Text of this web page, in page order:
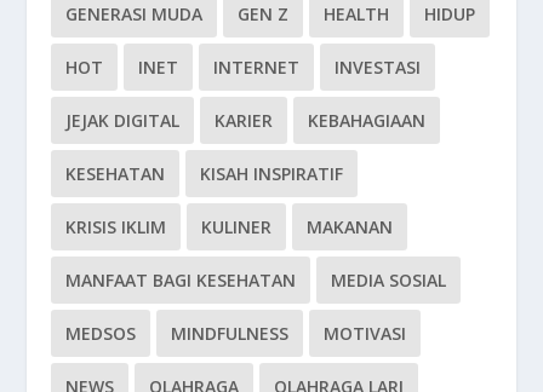
GENERASI MUDA GEN Z HEALTH HIDUP
HOT INET INTERNET INVESTASI
JEJAK DIGITAL KARIER KEBAHAGIAAN
KESEHATAN KISAH INSPIRATIF
KRISIS IKLIM KULINER MAKANAN
MANFAAT BAGI KESEHATAN MEDIA SOSIAL
MEDSOS MINDFULNESS MOTIVASI
NEWS OLAHRAGA OLAHRAGA LARI